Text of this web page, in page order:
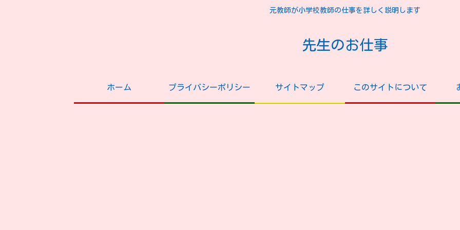
元教師が小学校教師の仕事を詳しく説明します
先生のお仕事
ホーム プライバシーポリシー サイトマップ このサイトについて